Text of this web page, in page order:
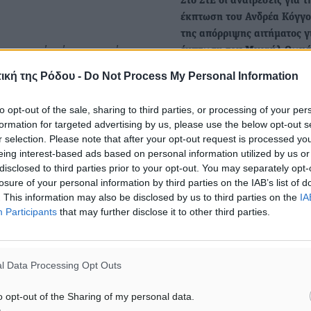
της Ρόδου - Do Not Process My Personal Information
opt-out of the sale, sharing to third parties, or processing of your
for targeted advertising by us, please use the below opt-out
selection. Please note that after your opt-out request is processed
interest-based ads based on personal information utilized by us
to third parties prior to your opt-out. You may separately
of your personal information by third parties on the IAB’s list of
This information may also be disclosed by us to third parties on the
Participants that may further disclose it to other third parties.
Data Processing Opt Outs
opt-out of the Sharing of my personal data.
ότι τοπικός
την 6η Φεβρουαρίου
Δήμου Ρόδου με την
οφείλουν στον δήμο
τον Ιανουάριο του
ή ρύθμισης
εφαρμογή του άρθρου
του άρθρου 93 του ν.
της παραγράφου 2 του
έκπτωση του Ανδρέα
της απόρριψης αιτήματος
έκπτωση του Μιχαήλ
Την 5η Δεκεμβρίου 2024
Δόθηκε παράταση στην
οφειλών αιρετών για να
«γλυτώσουν» την...
τα καθήκοντά τους
Χρόνο για την εξόφληση
εκλεγμένων δημοτικών και